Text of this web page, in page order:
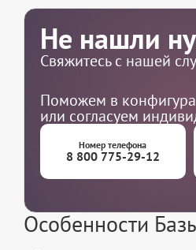
Не нашли
Свяжитесь с нашей
Поможем в
или согласуем
Номер телефона
8 800 775-29-12
Особенности